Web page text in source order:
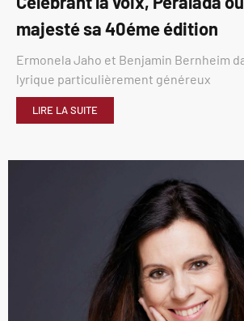
majesté sa 40éme édition
Ermonela Jaho et Benjamin Bernheim
lyrique particulièrement généreux
LIRE LA SUITE